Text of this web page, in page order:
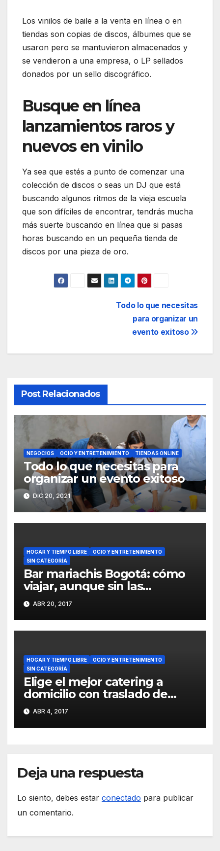
Los vinilos de baile a la venta en línea o en
tiendas son copias de discos, álbumes que se
usaron pero se mantuvieron almacenados y
se vendieron a una empresa, o LP sellados
donados por un sello discográfico.
Busque en línea
lanzamientos raros y
nuevos en vinilo
Ya sea que estés a punto de comenzar una
colección de discos o seas un DJ que está
buscando algunos ritmos de la vieja escuela
que son difíciles de encontrar, tendrás mucha
más suerte buscando en línea que si pasas
horas buscando en un pequeña tienda de
discos por una pieza de oro.
entradas
Todo lo que necesitas
para organizar un
evento exitoso
Post Relacionados
NEGOCIOS OCIO Y ENTRETENIMIENTO TIENDAS ONLINE
Todo lo que necesitas para
organizar un evento exitoso
DIC 20, 2021
HOGAR Y TIEMPO LIBRE
OCIO Y ENTRETENIMIENTO
SIN CATEGORÍA
Bar mariachis Bogotá: cómo
viajar, aunque sin las
incomodidades asociadas
ABR 20, 2017
HOGAR Y TIEMPO LIBRE
OCIO Y ENTRETENIMIENTO
SIN CATEGORÍA
Elige el mejor catering a
domicilio con traslado de
deliciosos aperitivos a tu
celebración
ABR 4, 2017
Deja una respuesta
Lo siento, debes estar conectado para publicar
un comentario.